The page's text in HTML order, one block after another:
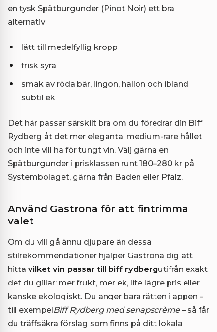
en tysk Spätburgunder (Pinot Noir) ett bra
alternativ:
lätt till medelfyllig kropp
frisk syra
smak av röda bär, lingon, hallon och ibland
subtil ek
Det här passar särskilt bra om du föredrar din Biff
Rydberg åt det mer eleganta, medium-rare hållet
och inte vill ha för tungt vin. Välj gärna en
Spätburgunder i prisklassen runt 180–280 kr på
Systembolaget, gärna från Baden eller Pfalz.
Använd Gastrona för att fintrimma
valet
Om du vill gå ännu djupare än dessa
stilrekommendationer hjälper Gastrona dig att
hitta vilket vin passar till biff rydbergutifrån exakt
det du gillar: mer frukt, mer ek, lite lägre pris eller
kanske ekologiskt. Du anger bara rätten i appen –
till exempelBiff Rydberg med senapscrème– så får
du träffsäkra förslag som finns på ditt lokala